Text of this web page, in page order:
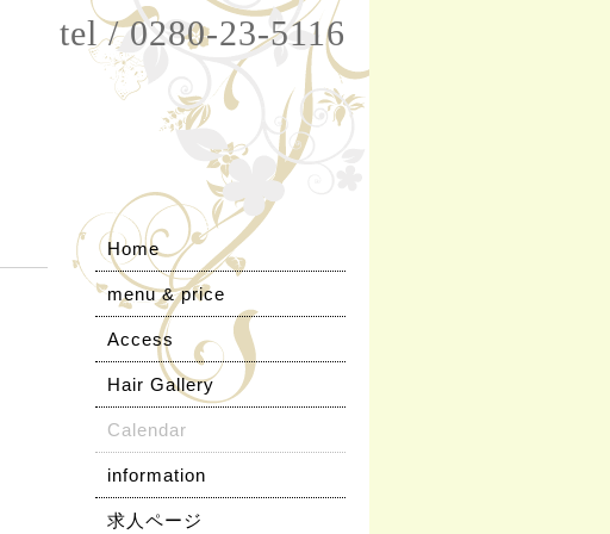
tel / 0280-23-5116
Home
menu & price
Access
Hair Gallery
Calendar
information
求人ページ